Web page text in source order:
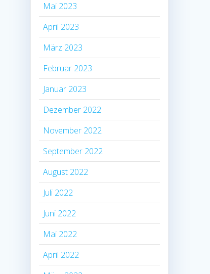
Mai 2023
April 2023
März 2023
Februar 2023
Januar 2023
Dezember 2022
November 2022
September 2022
August 2022
Juli 2022
Juni 2022
Mai 2022
April 2022